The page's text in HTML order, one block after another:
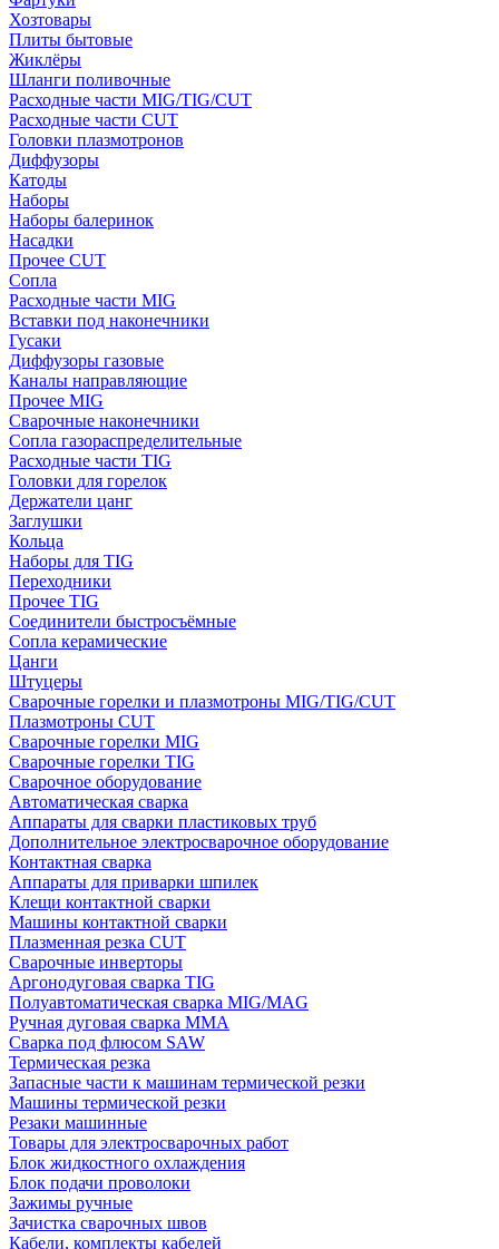
Хозтовары
Плиты бытовые
Жиклёры
Шланги поливочные
Расходные части MIG/TIG/CUT
Расходные части CUT
Головки плазмотронов
Диффузоры
Катоды
Наборы
Наборы балеринок
Насадки
Прочее CUT
Сопла
Расходные части MIG
Вставки под наконечники
Гусаки
Диффузоры газовые
Каналы направляющие
Прочее MIG
Сварочные наконечники
Сопла газораспределительные
Расходные части TIG
Головки для горелок
Держатели цанг
Заглушки
Кольца
Наборы для TIG
Переходники
Прочее TIG
Соединители быстросъёмные
Сопла керамические
Цанги
Штуцеры
Сварочные горелки и плазмотроны MIG/TIG/CUT
Плазмотроны CUT
Сварочные горелки MIG
Сварочные горелки TIG
Сварочное оборудование
Автоматическая сварка
Аппараты для сварки пластиковых труб
Дополнительное электросварочное оборудование
Контактная сварка
Аппараты для приварки шпилек
Клещи контактной сварки
Машины контактной сварки
Плазменная резка CUT
Сварочные инверторы
Аргонодуговая сварка TIG
Полуавтоматическая сварка MIG/MAG
Ручная дуговая сварка MMA
Сварка под флюсом SAW
Термическая резка
Запасные части к машинам термической резки
Машины термической резки
Резаки машинные
Товары для электросварочных работ
Блок жидкостного охлаждения
Блок подачи проволоки
Зажимы ручные
Зачистка сварочных швов
Кабели, комплекты кабелей